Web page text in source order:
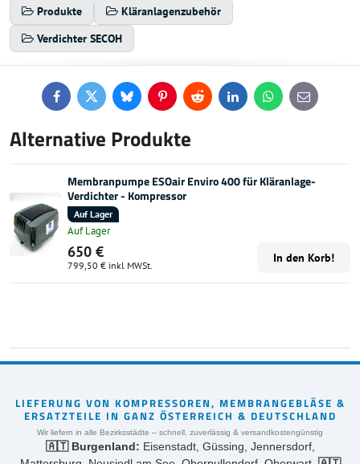
Produkte
Kläranlagenzubehör
Verdichter SECOH
FacebookTwitterBlueskyPinterestReddit LinkedInWhatsApp
E-
mail
Alternative Produkte
Membranpumpe ESOair Enviro 400 für Kläranlage-
Verdichter - Kompressor
Auf Lager
Auf Lager
650 €
799,50 € inkl MWSt.
In den Korb!
LIEFERUNG VON KOMPRESSOREN, MEMBRANGEBLÄSE &
ERSATZTEILE IN GANZ ÖSTERREICH & DEUTSCHLAND
Wir liefern in alle Bezirksstädte – schnell, zuverlässig & versandkostengünstig
🇦🇹 Burgenland: Eisenstadt, Güssing, Jennersdorf,